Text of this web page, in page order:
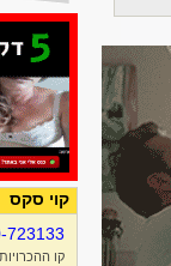
קוי סקס
723133
קו